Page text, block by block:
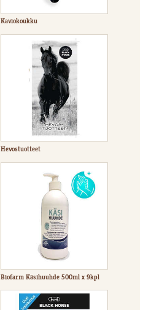
Kaviokoukku
Hevostuotteet
Biofarm Käsihuuhde 500ml x 9kpl